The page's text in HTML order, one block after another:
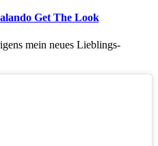
Get The Look
mein neues Lieblings-